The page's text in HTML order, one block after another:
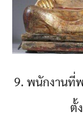
9. พนักงานที่
ตั้